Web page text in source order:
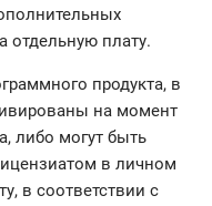
отдельную плату.
продукта, в
на момент
либо могут быть
в личном
в соответствии с